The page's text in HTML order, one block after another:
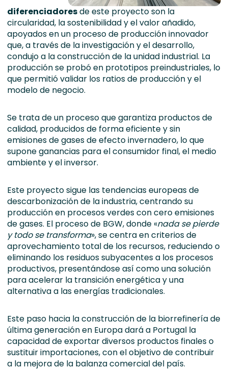
diferenciadoresde este proyecto son la
circularidad, la sostenibilidad y el valor añadido,
apoyados en un proceso de producción innovador
que, a través de la investigación y el desarrollo,
condujo a la construcción de la unidad industrial. La
producción se probó en prototipos preindustriales, lo
que permitió validar los ratios de producción y el
modelo de negocio.
Se trata de un proceso que garantiza productos de
calidad, producidos de forma eficiente y sin
emisiones de gases de efecto invernadero, lo que
supone ganancias para el consumidor final, el medio
ambiente y el inversor.
Este proyecto sigue las tendencias europeas de
descarbonización de la industria, centrando su
producción en procesos verdes con cero emisiones
de gases. El proceso de BGW, donde «nada se pierde
y todo se transforma», se centra en criterios de
aprovechamiento total de los recursos, reduciendo o
eliminando los residuos subyacentes a los procesos
productivos, presentándose así como una solución
para acelerar la transición energética y una
alternativa a las energías tradicionales.
Este paso hacia la construcción de la biorrefinería de
última generación en Europa dará a Portugal la
capacidad de exportar diversos productos finales o
sustituir importaciones, con el objetivo de contribuir
a la mejora de la balanza comercial del país.